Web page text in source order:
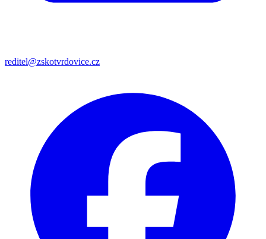
reditel@zskotvrdovice.cz